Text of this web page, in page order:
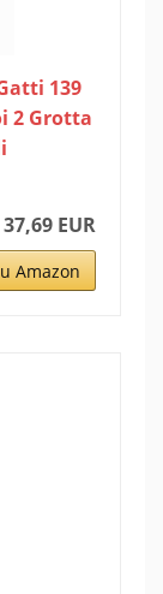
139
2 Grotta
37,69 EUR
Amazon